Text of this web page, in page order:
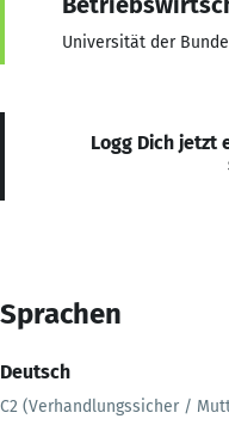
Universität der
Logg Dich jetzt
Sprachen
Deutsch
C2 (Verhandlungssicher /